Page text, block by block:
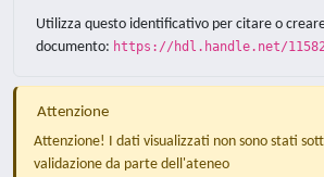
Utilizza questo identificativo per citare o
documento: https://hdl.handle.net/
Attenzione
Attenzione! I dati visualizzati non sono stati
validazione da parte dell'ateneo